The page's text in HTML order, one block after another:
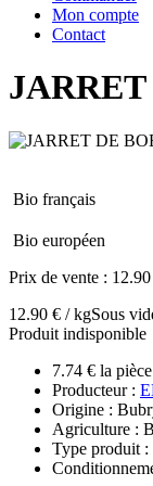
Mon compte
Contact
JARRET
Bio français
Bio européen
Prix de vente :
12.90 € / kgSous
Produit indisponible
7.74 € la pièce
Producteur :
Origine :
Agriculture :
Type produit :